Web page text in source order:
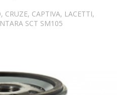
CAPTIVA, LACETTI,
SCT SM105